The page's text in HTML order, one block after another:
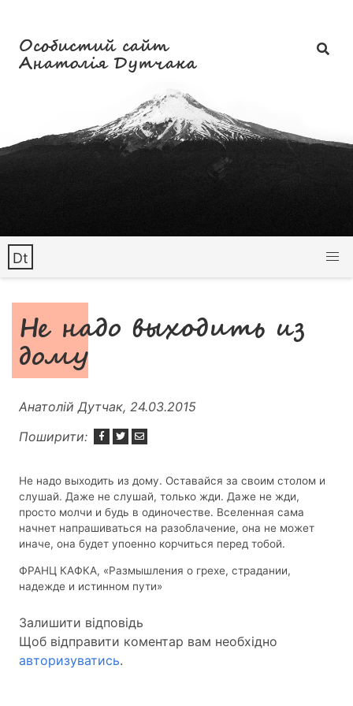
Особистий сайт
Анатолія Дутчака
Dt
Не надо выходить из
дому
Анатолій Дутчак, 24.03.2015
Поширити:
Не надо выходить из дому. Оставайся за своим столом и
слушай. Даже не слушай, только жди. Даже не жди,
просто молчи и будь в одиночестве. Вселенная сама
начнет напрашиваться на разоблачение, она не может
иначе, она будет упоенно корчиться перед тобой.
ФРАНЦ КАФКА, «Размышления о грехе, страдании,
надежде и истинном пути»
Залишити відповідь
Щоб відправити коментар вам необхідно
авторизуватись.